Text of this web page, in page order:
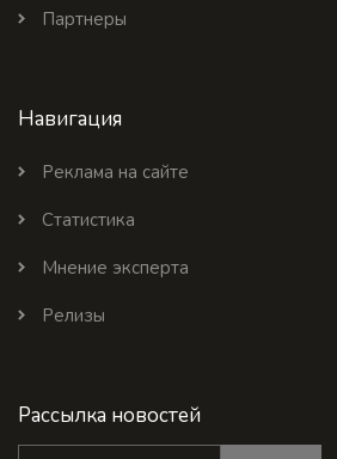
Партнеры
Навигация
Реклама на сайте
Статистика
Мнение эксперта
Релизы
Рассылка новостей